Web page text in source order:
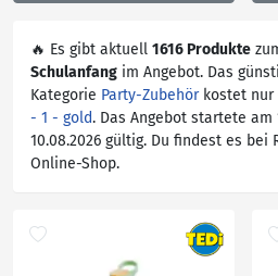
🔥 Es gibt aktuell 1616 Produkte
Schulanfang im Angebot. Das
Kategorie Party-Zubehörkostet nur
- 1 - gold. Das Angebot startete am
10.08.2026 gültig. Du findest es
Online-Shop.